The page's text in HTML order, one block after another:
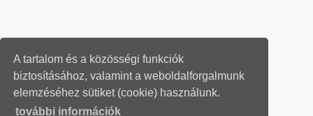
A tartalom és a közösségi funkciók
biztosításához, valamint a weboldalforgalmunk
elemzéséhez sütiket (cookie) használunk.
további információk